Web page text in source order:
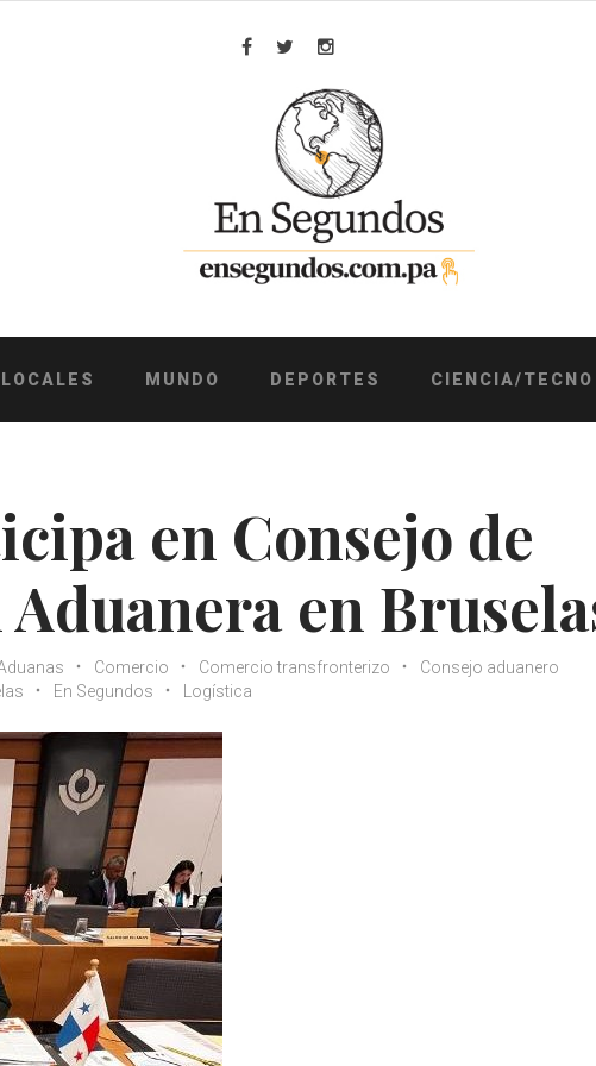
Facebook
TwitterInstagram
LOCALES MUNDO DEPORTES CIENCIA/TECNO
en Consejo de
en
Comercio Comercio transfronterizo
Consejo aduanero
En Segundos Logística